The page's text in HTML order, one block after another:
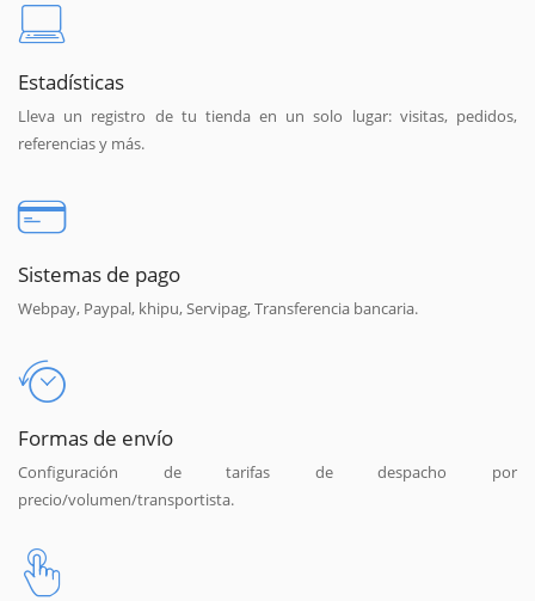
Estadísticas
Lleva un registro de tu tienda en un solo lugar: visitas, pedidos,
referencias y más.
Sistemas de pago
Webpay, Paypal, khipu, Servipag, Transferencia bancaria.
Formas de envío
Configuración de tarifas de despacho por
precio/volumen/transportista.